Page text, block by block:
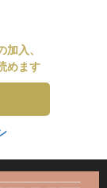
入、
めます